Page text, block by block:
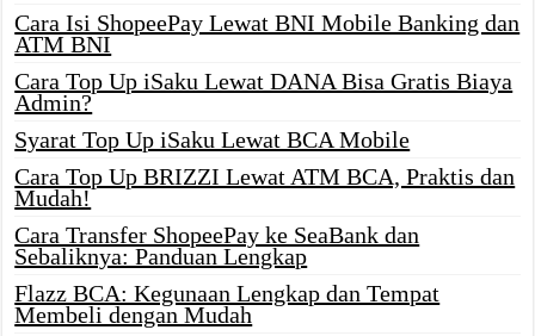
Cara Isi ShopeePay Lewat BNI Mobile Banking dan
ATM BNI
Cara Top Up iSaku Lewat DANA Bisa Gratis Biaya
Admin?
Syarat Top Up iSaku Lewat BCA Mobile
Cara Top Up BRIZZI Lewat ATM BCA, Praktis dan
Mudah!
Cara Transfer ShopeePay ke SeaBank dan
Sebaliknya: Panduan Lengkap
Flazz BCA: Kegunaan Lengkap dan Tempat
Membeli dengan Mudah